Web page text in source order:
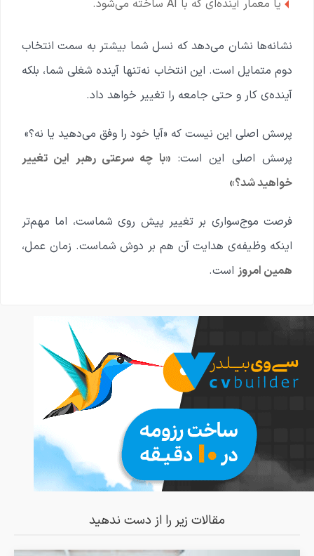
یا معمار آینده‌ای که با AI ساخته می‌شود.
نشانه‌ها نشان می‌دهد که نسل شما بیشتر به سمت انتخاب
دوم متمایل است. این انتخاب نه‌تنها آینده شغلی شما، بلکه
آینده‌ی کار و حتی جامعه را تغییر خواهد داد.
پرسش اصلی این نیست که «آیا خود را وفق می‌دهید یا نه؟»
پرسش اصلی این است: «با چه سرعتی رهبر این تغییر
خواهید شد؟»
فرصت موج‌سواری بر تغییر پیش روی شماست، اما مهم‌تر
اینکه وظیفه‌ی هدایت آن هم بر دوش شماست. زمان عمل،
همین امروز است.
مقالات زیر را از دست ندهید